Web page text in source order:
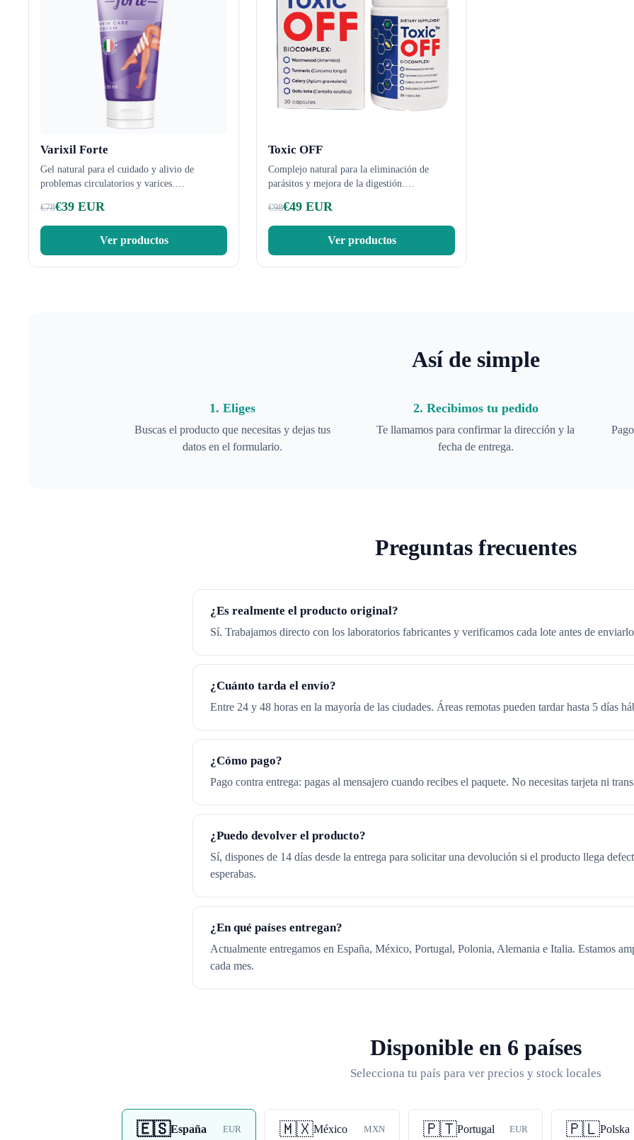
Varixil Forte
Gel natural para el cuidado y alivio de
problemas circulatorios y varices.…
€78€39 EUR
Ver productos
Toxic OFF
Complejo natural para la eliminación de
parásitos y mejora de la digestión.…
€98€49 EUR
Ver productos
Así de simple
1. Eliges
Buscas el producto que necesitas y dejas tus
datos en el formulario.
2. Recibimos tu pedido
Te llamamos para confirmar la dirección y la
fecha de entrega.
Preguntas frecuentes
¿Es realmente el producto original?
Sí. Trabajamos directo con los laboratorios fabricantes y verificamos cada lote antes de
¿Cuánto tarda el envío?
Entre 24 y 48 horas en la mayoría de las ciudades. Áreas remotas pueden tardar hasta 5 días
¿Cómo pago?
Pago contra entrega: pagas al mensajero cuando recibes el paquete. No necesitas tarjeta ni
¿Puedo devolver el producto?
Sí, dispones de 14 días desde la entrega para solicitar una devolución si el producto llega
esperabas.
¿En qué países entregan?
Actualmente entregamos en España, México, Portugal, Polonia, Alemania e Italia. Estamos
cada mes.
Disponible en 6 países
Selecciona tu país para ver precios y stock locales
🇪🇸España EUR 🇲🇽México MXN 🇵🇹Portugal EUR 🇵🇱Polska